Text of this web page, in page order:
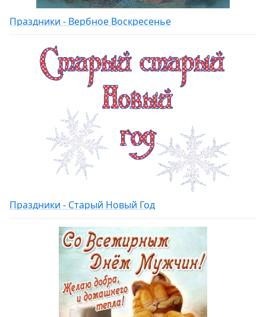
Праздники - Вербное Воскресенье
Праздники - Старый Новый Год